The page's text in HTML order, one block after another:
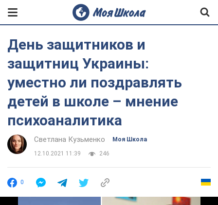
День защитников и
защитниц Украины:
уместно ли поздравлять
детей в школе – мнение
психоаналитика
Светлана Кузьменко Моя Школа
12.10.2021 11:39 246
0